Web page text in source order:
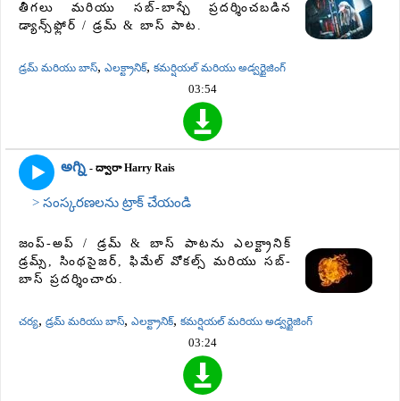
తీగలు మరియు సబ్-బాస్చే ప్రదర్శించబడిన
డ్యాన్స్‌ఫ్లోర్ / డ్రమ్ & బాస్ పాట.
డ్రమ్ మరియు బాస్, ఎలక్ట్రానిక్, కమర్షియల్ మరియు అడ్వర్టైజింగ్
03:54
అగ్ని - ద్వారా Harry Rais
> సంస్కరణలను ట్రాక్ చేయండి
జంప్-అప్ / డ్రమ్ & బాస్ పాటను ఎలక్ట్రానిక్
డ్రమ్స్, సింథసైజర్, ఫిమేల్ వోకల్స్ మరియు సబ్-
బాస్ ప్రదర్శించారు.
చర్య, డ్రమ్ మరియు బాస్, ఎలక్ట్రానిక్, కమర్షియల్ మరియు అడ్వర్టైజింగ్
03:24